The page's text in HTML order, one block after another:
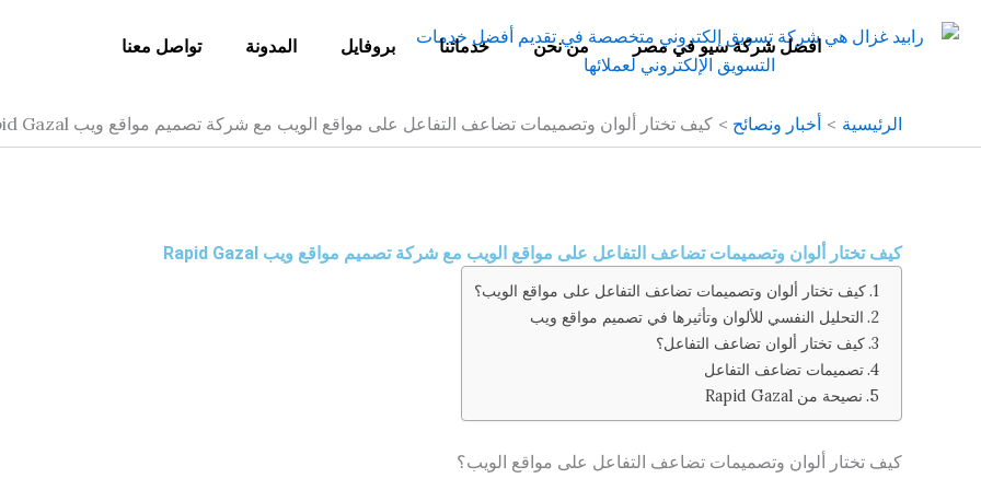
إلى
افضل شركة سيو في مصر من نحن خدماتنا بروفايل المدونة تواصل معنا
الرئيسية أخبار ونصائح كيف تختار ألوان وتصميمات تضاعف التفاعل على مواقع الويب مع شركة تصميم مواقع ويب Rapid Gazal
كيف تختار ألوان وتصميمات تضاعف التفاعل على مواقع الويب مع شركة تصميم مواقع ويب Rapid Gazal
كيف تختار ألوان وتصميمات تضاعف التفاعل على مواقع الويب؟
التحليل النفسي للألوان وتأثيرها في تصميم مواقع ويب
كيف تختار ألوان تضاعف التفاعل؟
تصميمات تضاعف التفاعل
نصيحة من Rapid Gazal
كيف تختار ألوان وتصميمات تضاعف التفاعل على مواقع الويب؟